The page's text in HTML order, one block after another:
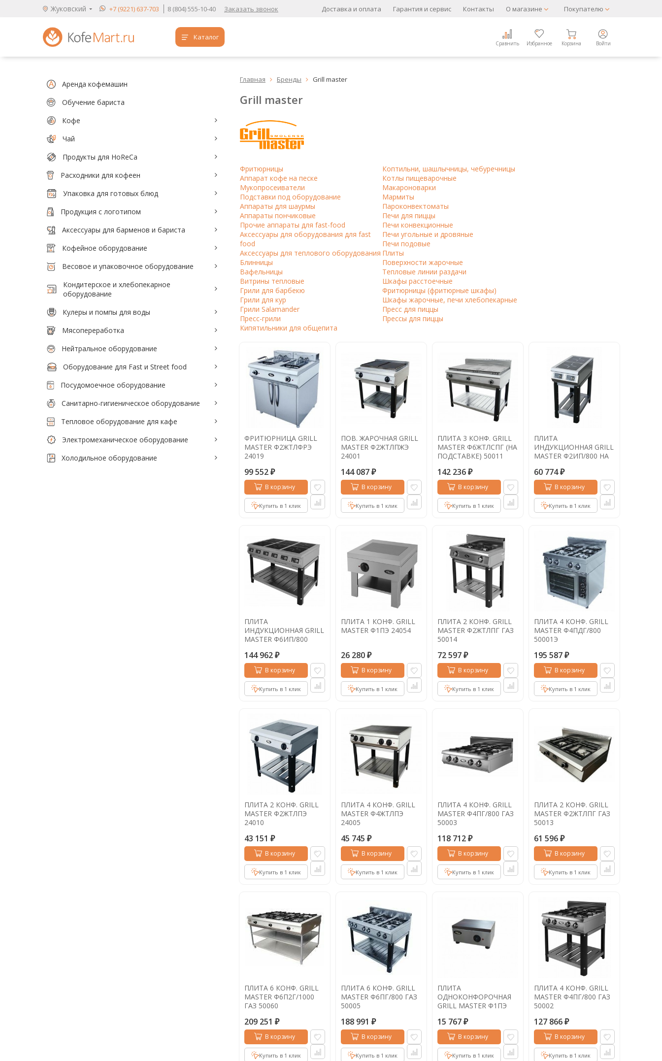
Жуковский +7 (9221) 637-703 8 (804) 555-10-40 Заказать звонок Доставка и оплата Гарантия и сервис Контакты О магазине Покупателю
Каталог
Сравнить Избранное Корзина Войти
Обучение бариста
Кофе
Чай
Продукты для HoReCa
Расходники для кофеен
Упаковка для готовых блюд
Кофейное оборудование
Весовое и упаковочное оборудование
Кондитерское и хлебопекарное
оборудование
Кулеры и помпы для воды
Мясопереработка
Нейтральное оборудование
Оборудование для Fast и Street food
Санитарно-гигиеническое
оборудование
Тепловое оборудование для кафе
Электромеханическое оборудование
Кофе в зернах свежей обжарки
Кофе в зернах хит
Кофе в зернах свежей обжарки
Кофе в капсулах Акция
Кофе в дрип пакетах
Кофе без кофеина
Кофе для вендинга
Кофе сублимированный
Главная  Бренды  Grill master
Grill master
Фритюрницы
Аппарат кофе на песке
Мукопросеиватели
Подставки под оборудование
Аппараты для шаурмы
Аппараты пончиковые
Прочие аппараты для fast-food
Аксессуары для оборудования для fast
food
Аксессуары для теплового оборудования
Блинницы
Вафельницы
Витрины тепловые
Грили для барбекю
Грили для кур
Грили Salamander
Пресс-грили
Кипятильники для общепита
Коптильни, шашлычницы, чебуречницы
Котлы пищеварочные
Макароноварки
Мармиты
Пароконвектоматы
Печи для пиццы
Печи конвекционные
Печи угольные и дровяные
Печи подовые
Плиты
Поверхности жарочные
Тепловые линии раздачи
Шкафы расстоечные
Фритюрницы (фритюрные шкафы)
Шкафы жарочные, печи хлебопекарные
Пресс для пиццы
Прессы для пиццы
ФРИТЮРНИЦА GRILL
MASTER Ф2ЖТЛФРЭ
24019
99 552 ₽
В корзину
Купить в 1 клик
ПОВ. ЖАРОЧНАЯ GRILL
MASTER Ф2ЖТЛПЖЭ
24001
144 087 ₽
В корзину
Купить в 1 клик
ПЛИТА 3 КОНФ. GRILL
MASTER Ф6ЖТЛСПГ (НА
ПОДСТАВКЕ) 50011
142 236 ₽
В корзину
Купить в 1 клик
ПЛИТА
ИНДУКЦИОННАЯ GRILL
MASTER Ф2ИП/800 НА
60 774 ₽
В корзину
Купить в 1 клик
ПЛИТА
ИНДУКЦИОННАЯ GRILL
MASTER Ф6ИП/800
144 962 ₽
В корзину
Купить в 1 клик
ПЛИТА 1 КОНФ. GRILL
MASTER Ф1ПЭ 24054
26 280 ₽
В корзину
Купить в 1 клик
ПЛИТА 2 КОНФ. GRILL
MASTER Ф2ЖТЛПГ ГАЗ
50014
72 597 ₽
В корзину
Купить в 1 клик
ПЛИТА 4 КОНФ. GRILL
MASTER Ф4ПДГ/800
50001Э
195 587 ₽
В корзину
Купить в 1 клик
ПЛИТА 2 КОНФ. GRILL
MASTER Ф2ЖТЛПЭ
24010
43 151 ₽
В корзину
Купить в 1 клик
ПЛИТА 4 КОНФ. GRILL
MASTER Ф4ЖТЛПЭ
24005
45 745 ₽
В корзину
Купить в 1 клик
ПЛИТА 4 КОНФ. GRILL
MASTER Ф4ПГ/800 ГАЗ
50003
118 712 ₽
В корзину
Купить в 1 клик
ПЛИТА 2 КОНФ. GRILL
MASTER Ф2ЖТЛПГ ГАЗ
50013
61 596 ₽
В корзину
Купить в 1 клик
ПЛИТА 6 КОНФ. GRILL
MASTER Ф6П2Г/1000
ГАЗ 50060
209 251 ₽
В корзину
Купить в 1 клик
ПЛИТА 6 КОНФ. GRILL
MASTER Ф6ПГ/800 ГАЗ
50005
188 991 ₽
В корзину
Купить в 1 клик
ПЛИТА
ОДНОКОНФОРОЧНАЯ
GRILL MASTER Ф1ПЭ
15 767 ₽
В корзину
Купить в 1 клик
ПЛИТА 4 КОНФ. GRILL
MASTER Ф4ПГ/800 ГАЗ
50002
127 866 ₽
В корзину
Купить в 1 клик
Аренда кофемашин
Обучение бариста
Кофе
Чай
Продукты для HoReCa
Расходники для кофеен
Упаковка для готовых блюд
Продукция с логотипом
Аксессуары для барменов и бариста
Кофейное оборудование
Весовое и упаковочное оборудование
Кондитерское и хлебопекарное
оборудование
Кулеры и помпы для воды
Мясопереработка
Нейтральное оборудование
Оборудование для Fast и Street food
Посудомоечное оборудование
Санитарно-гигиеническое оборудование
Тепловое оборудование для кафе
Электромеханическое оборудование
Холодильное оборудование